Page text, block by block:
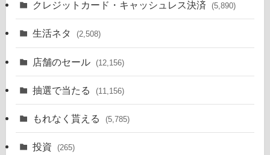
クレジットカード・キャッシュレス決済 (5,890)
生活ネタ (2,508)
店舗のセール (12,156)
抽選で当たる (11,156)
もれなく貰える (5,785)
投資 (265)